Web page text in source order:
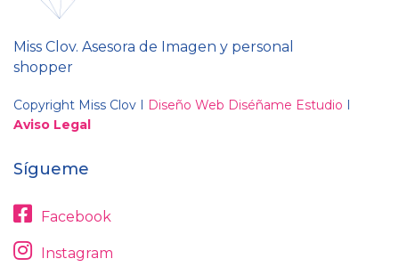
Miss Clov. Asesora de Imagen y personal
shopper
Copyright Miss Clov I Diseño Web Diséñame Estudio I
Aviso Legal
Sígueme
Facebook
Instagram